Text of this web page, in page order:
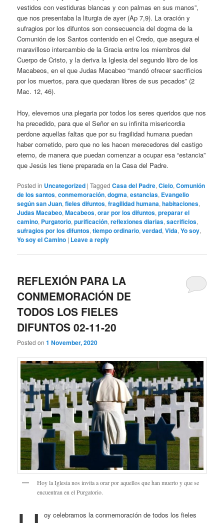
vestidos con vestiduras blancas y con palmas en sus manos”,
que nos presentaba la liturgia de ayer (Ap 7,9). La oración y
sufragios por los difuntos son consecuencia del dogma de la
Comunión de los Santos contenido en el Credo, que asegura el
maravilloso intercambio de la Gracia entre los miembros del
Cuerpo de Cristo, y la deriva la Iglesia del segundo libro de los
Macabeos, en el que Judas Macabeo “mandó ofrecer sacrificios
por los muertos, para que quedaran libres de sus pecados” (2
Mac. 12, 46).
Hoy, elevemos una plegaria por todos los seres queridos que nos
ha precedido, para que el Señor en su infinita misericordia
perdone aquellas faltas que por su fragilidad humana puedan
haber cometido, pero que no les hacen merecedores del castigo
eterno, de manera que puedan comenzar a ocupar esa “estancia”
que Jesús les tiene preparada en la Casa del Padre.
Posted in Uncategorized |Tagged Casa del Padre,Cielo,Comunión
de los santos,conmemoración,dogma,estancias, Evangelio
según san Juan,fieles difuntos,fragilidad humana,habitaciones,
Judas Macabeo,Macabeos,orar por los difuntos,preparar el
camino, Purgatorio,purificación,reflexiones diarias,sacrificios,
sufragios por los difuntos,tiempo ordinario,verdad,Vida,Yo soy,
Yo soy el Camino | Leave a reply
REFLEXIÓN PARA LA
CONMEMORACIÓN DE
TODOS LOS FIELES
DIFUNTOS 02-11-20
Posted on1 November, 2020
Hoy la Iglesia nos invita a orar por aquellos que han muerto y que se
encuentran en el Purgatorio.
oy celebramos la conmemoración de todos los fieles